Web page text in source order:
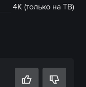
4К (только на ТВ)